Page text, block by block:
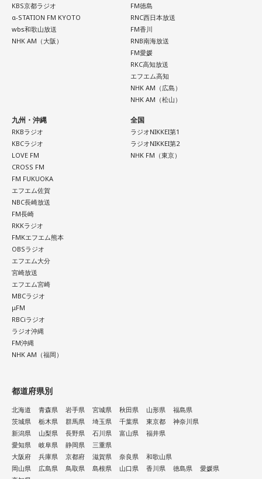
KBS京都ラジオ
α-STATION FM KYOTO
wbs和歌山放送
NHK AM（大阪）
FM徳島
RNC西日本放送
FM香川
RNB南海放送
FM愛媛
RKC高知放送
エフエム高知
NHK AM（広島）
NHK AM（松山）
九州・沖縄
RKBラジオ
KBCラジオ
LOVE FM
CROSS FM
FM FUKUOKA
エフエム佐賀
NBC長崎放送
FM長崎
RKKラジオ
FMKエフエム熊本
OBSラジオ
エフエム大分
宮崎放送
エフエム宮崎
MBCラジオ
μFM
RBCiラジオ
ラジオ沖縄
FM沖縄
NHK AM（福岡）
全国
ラジオNIKKEI第1
ラジオNIKKEI第2
NHK FM（東京）
都道府県別
北海道 青森県 岩手県 宮城県 秋田県 山形県
福島県
茨城県
栃木県 群馬県 埼玉県 千葉県 東京都
神奈川県
新潟県
山梨県 長野県 石川県 富山県
福井県
愛知県
岐阜県 静岡県
三重県
大阪府
兵庫県 京都府 滋賀県 奈良県
和歌山県
岡山県
広島県 鳥取県 島根県 山口県 香川県 徳島県
愛媛県